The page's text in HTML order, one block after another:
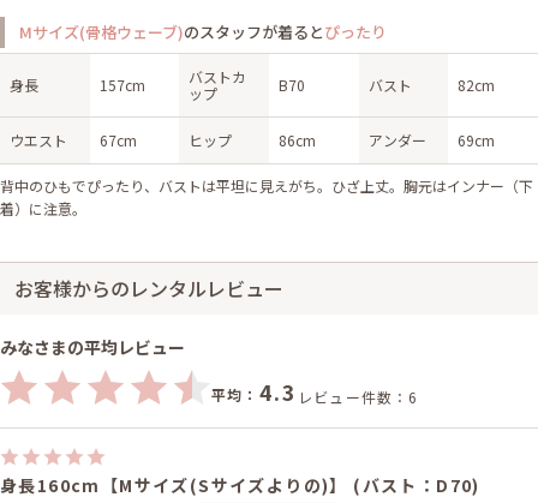
Mサイズ(骨格ウェーブ)のスタッフが着るとぴったり
身長 157cm
バストカ
ップ
B70 バスト 82cm
ウエスト 67cm ヒップ 86cm アンダー 69cm
背中のひもでぴったり、バストは平坦に見えがち。ひざ上丈。胸元はインナー（下
着）に注意。
お客様からのレンタルレビュー
みなさまの平均レビュー
平均： 4.3 レビュー件数：6
身長160cm【Mサイズ(Sサイズよりの)】 (バスト：D70)